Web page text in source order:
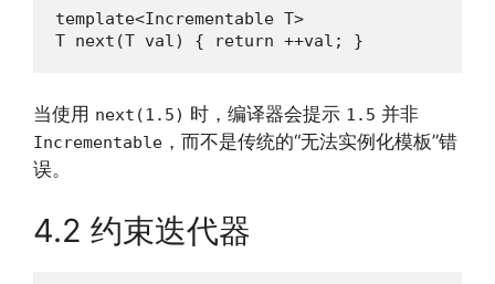
template<Incrementable T>
T next(T val) { return ++val; }
当使用 next(1.5) 时，编译器会提示 1.5 并非
Incrementable ，而不是传统的“无法实例化模板”错
误。
4.2 约束迭代器